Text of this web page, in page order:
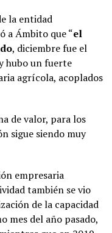
la entidad
a Ámbito que “el
, diciembre fue el
hubo un fuerte
agrícola, acoplados
de valor, para los
sigue siendo muy
empresaria
también se vio
de la capacidad
mes del año pasado,